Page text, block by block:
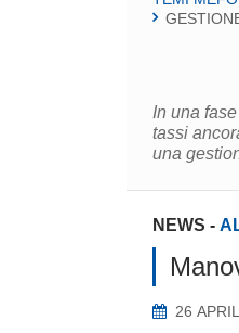
In una
tassi
una
NEWS -
26